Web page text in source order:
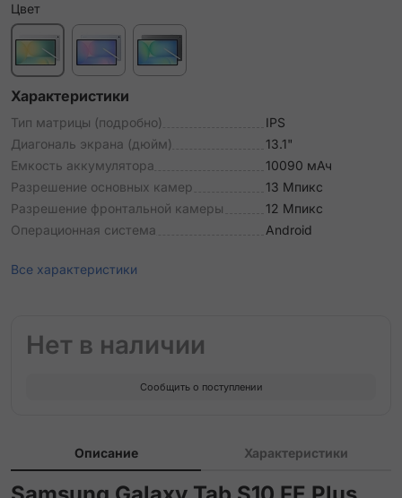
Цвет
Характеристики
Тип матрицы (подробно)
IPS
Диагональ экрана (дюйм)
13.1"
Емкость аккумулятора
10090 мАч
Разрешение основных камер
13 Мпикс
Разрешение фронтальной камеры
12 Мпикс
Операционная система
Android
Все характеристики
Нет в наличии
Сообщить о поступлении
Описание Характеристики